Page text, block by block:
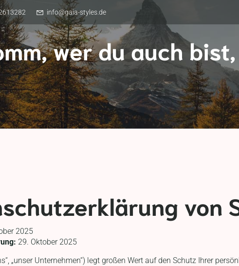
info@gaia-styles.de
wer du auch
von
2025
29. Oktober 2025
„unser Unternehmen“) legt großen Wert auf den Schutz Ihrer